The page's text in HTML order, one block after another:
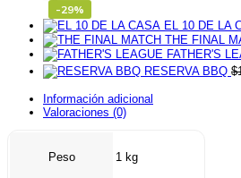
-29%
EL 10 DE LA
THE FINAL
FATHER'S
RESERVA BBQ $
Información adicional
Valoraciones (0)
Peso 1 kg